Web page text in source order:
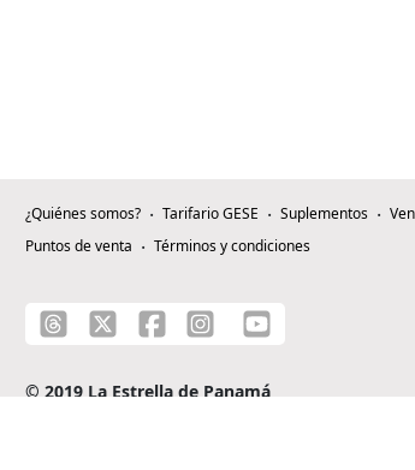
¿Quiénes somos? Tarifario GESE Suplementos
Puntos de venta
Términos y condiciones
© 2019 La Estrella de Panamá